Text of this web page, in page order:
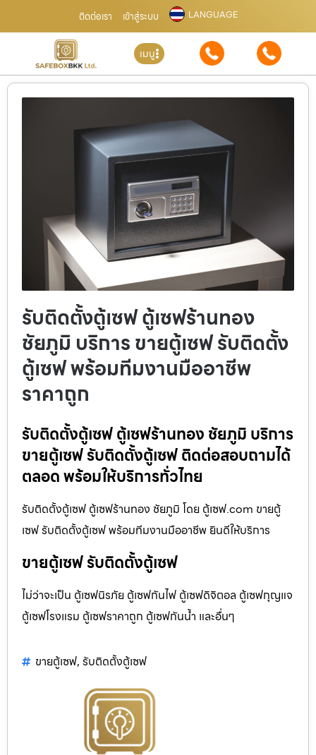
ติดต่อเรา เข้าสู่ระบบ LANGUAGE
เมนู
รับติดตั้งตู้เซฟ ตู้เซฟร้านทอง
ชัยภูมิ บริการ ขายตู้เซฟ รับติดตั้ง
ตู้เซฟ พร้อมทีมงานมืออาชีพ
ราคาถูก
รับติดตั้งตู้เซฟ ตู้เซฟร้านทอง ชัยภูมิ บริการ
ขายตู้เซฟ รับติดตั้งตู้เซฟ ติดต่อสอบถามได้
ตลอด พร้อมให้บริการทั่วไทย
รับติดตั้งตู้เซฟ ตู้เซฟร้านทอง ชัยภูมิ โดย ตู้เซฟ.com ขายตู้
เซฟ รับติดตั้งตู้เซฟ พร้อมทีมงานมืออาชีพ ยินดีให้บริการ
ขายตู้เซฟ รับติดตั้งตู้เซฟ
ไม่ว่าจะเป็น ตู้เซฟนิรภัย ตู้เซฟกันไฟ ตู้เซฟดิจิตอล ตู้เซฟกุญแจ
ตู้เซฟโรงแรม ตู้เซฟราคาถูก ตู้เซฟกันน้ำ และอื่นๆ
ขายตู้เซฟ, รับติดตั้งตู้เซฟ